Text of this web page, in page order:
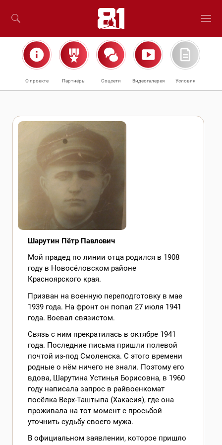
О проекте Партнёры Соцсети Видеогалерея Условия
Шарутин Пётр Павлович
Мой прадед по линии отца родился в 1908
году в Новосёловском районе
Красноярского края.
Призван на военную переподготовку в мае
1939 года. На фронт он попал 27 июля 1941
года. Воевал связистом.
Связь с ним прекратилась в октябре 1941
года. Последние письма пришли полевой
почтой из-под Смоленска. С этого времени
родные о нём ничего не знали. Поэтому его
вдова, Шарутина Устинья Борисовна, в 1960
году написала запрос в райвоенкомат
посёлка Верх-Таштыпа (Хакасия), где она
проживала на тот момент с просьбой
уточнить судьбу своего мужа.
В официальном заявлении, которое пришло